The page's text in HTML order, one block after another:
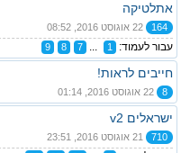
אתלטיקה
164
עבור לעמוד: 1
...
7
8
9
חייבים לראות!
8
ישראלים v2
710